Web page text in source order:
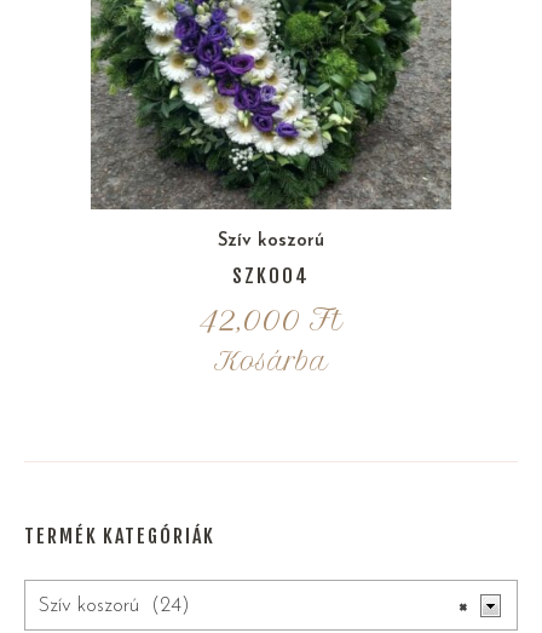
Szív koszorú
SZK004
42,000 Ft
Kosárba
TERMÉK KATEGÓRIÁK
×
Szív koszorú (24)